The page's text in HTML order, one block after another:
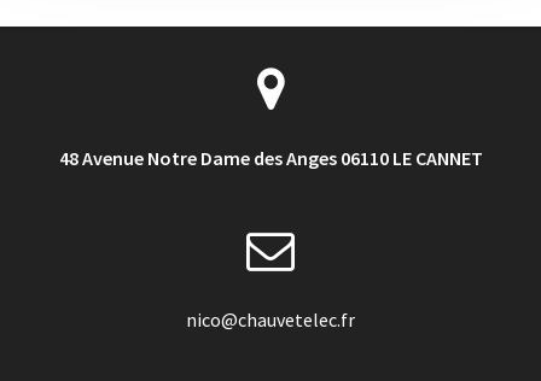
48 Avenue Notre Dame des Anges 06110 LE CANNET
nico@chauvetelec.fr